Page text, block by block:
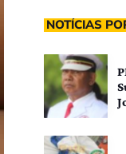
NOTÍCIAS